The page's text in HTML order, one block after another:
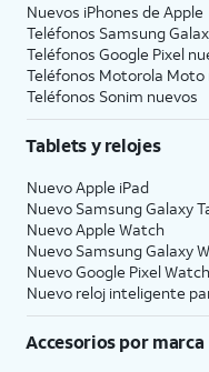
Nuevos iPhones de Apple
Teléfonos Samsung
Teléfonos Google Pixel
Teléfonos Motorola Moto
Teléfonos Sonim nuevos
Tablets y relojes
Nuevo Apple iPad
Nuevo Samsung Galaxy
Nuevo Apple Watch
Nuevo Samsung Galaxy
Nuevo Google Pixel Watch
Nuevo reloj inteligente
Accesorios por marca